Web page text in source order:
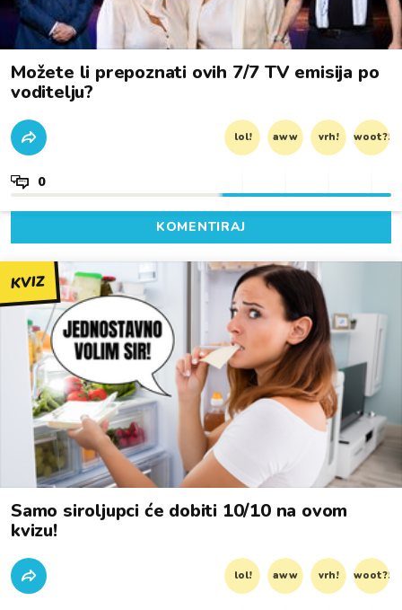
Možete li prepoznati ovih 7/7 TV emisija po
voditelju?
lol! aww vrh! woot?!
0
KOMENTIRAJ
KVIZ
Samo siroljupci će dobiti 10/10 na ovom
kvizu!
lol! aww vrh! woot?!